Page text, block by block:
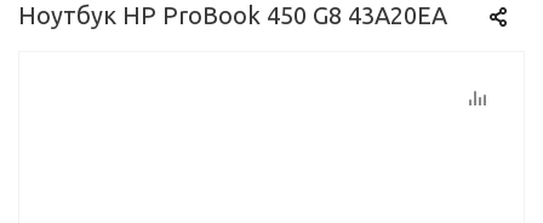
Ноутбук HP ProBook 450 G8 43A20EA